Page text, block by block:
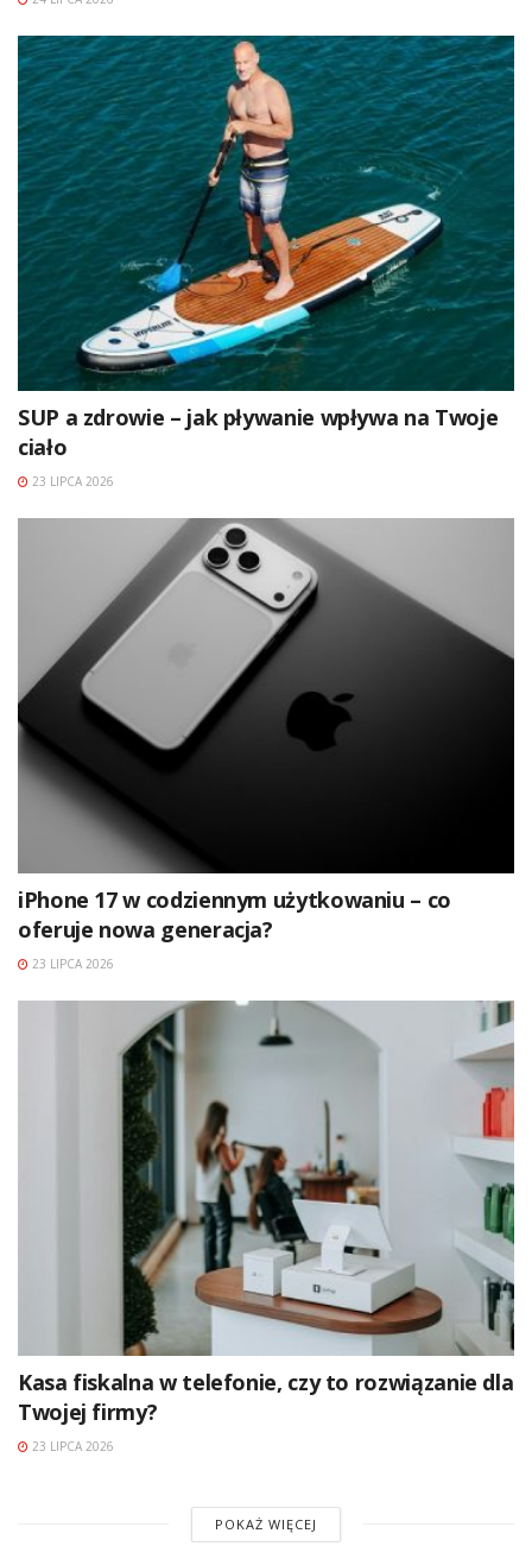
SUP a zdrowie – jak pływanie wpływa na Twoje
ciało
23 LIPCA 2026
iPhone 17 w codziennym użytkowaniu – co
oferuje nowa generacja?
23 LIPCA 2026
Kasa fiskalna w telefonie, czy to rozwiązanie dla
Twojej firmy?
23 LIPCA 2026
POKAŻ WIĘCEJ